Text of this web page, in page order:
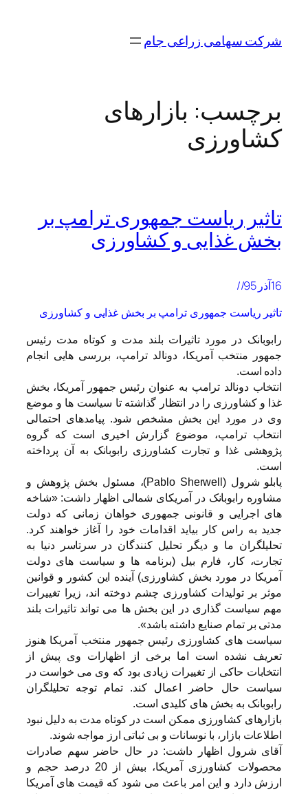
محتواشرکت سهامی زراعی جام
برچسب: بازارهای
کشاورزی
تاثیر ریاست جمهوری ترامپ بر
بخش غذایی و کشاورزی
16آذر 95//
تاثیر ریاست جمهوری ترامپ بر بخش غذایی و کشاورزی
رابوبانک در مورد تاثیرات بلند مدت و کوتاه مدت رئیس
جمهور منتخب آمریکا، دونالد ترامپ، بررسی هایی انجام
داده است.
انتخاب دونالد ترامپ به عنوان رئیس جمهور آمریکا، بخش
غذا و کشاورزی را در انتظار گذاشته تا سیاست ها و موضع
وی در مورد این بخش مشخص شود. پیامدهای احتمالی
انتخاب ترامپ، موضوع گزارش اخیری است که گروه
پژوهشی غذا و تجارت کشاورزی رابوبانک به آن پرداخته
است.
پابلو شرول (Pablo Sherwell)، مسئول بخش پژوهش و
مشاوره رابوبانک در آمریکای شمالی اظهار داشت: «شاخه
های اجرایی و قانونی جمهوری خواهان زمانی که دولت
جدید به راس کار بیاید اقدامات خود را آغاز خواهند کرد.
تحلیلگران ما و دیگر تحلیل کنندگان در سرتاسر دنیا به
تجارت، کار، فارم بیل (برنامه ها و سیاست های دولت
آمریکا در مورد بخش کشاورزی) آینده این کشور و قوانین
موثر بر تولیدات کشاورزی چشم دوخته اند، زیرا تغییرات
مهم سیاست گذاری در این بخش ها می تواند تاثیرات بلند
مدتی بر تمام صنایع داشته باشد».
سیاست های کشاورزی رئیس جمهور منتخب آمریکا هنوز
تعریف نشده است اما برخی از اظهارات وی پیش از
انتخابات حاکی از تغییرات زیادی بود که وی می خواست در
سیاست حال حاضر اعمال کند. تمام توجه تحلیلگران
رابوبانک به بخش های کلیدی است.
بازارهای کشاورزی ممکن است در کوتاه مدت به دلیل نبود
اطلاعات بازار، با نوسانات و بی ثباتی ارز مواجه شوند.
آقای شرول اظهار داشت: در حال حاضر سهم صادرات
محصولات کشاورزی آمریکا، بیش از 20 درصد حجم و
ارزش دارد و این امر باعث می شود که قیمت های آمریکا